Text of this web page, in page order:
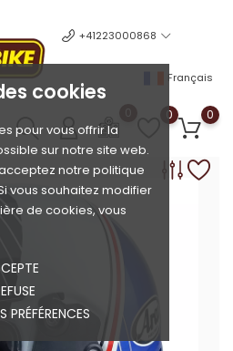
cookies
pour vous offrir la
sur notre site web.
notre politique
vous souhaitez modifier
de cookies, vous
PRÉFÉRENCES
+41223000868
Français
0 0